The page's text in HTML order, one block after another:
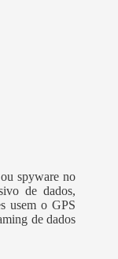
spyware no
de dados,
usem o GPS
de dados